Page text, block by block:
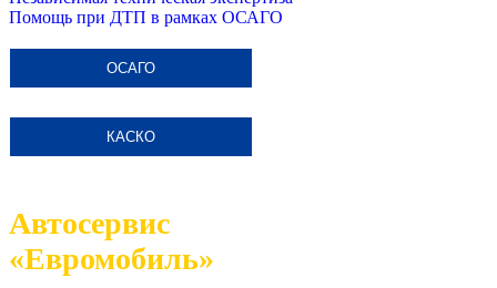
Помощь при ДТП в рамках ОСАГО
ОСАГО
КАСКО
Автосервис
«Евромобиль»